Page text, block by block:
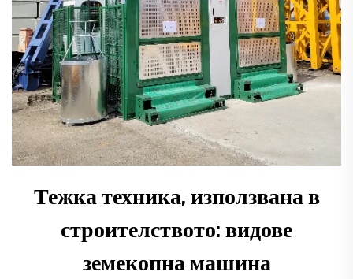
Тежка техника, използвана в
строителството: видове
земекопна машина